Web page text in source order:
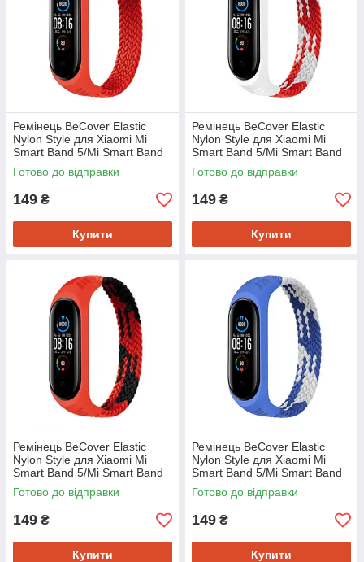
Ремінець BeCover Elastic
Nylon Style для Xiaomi Mi
Smart Band 5/Mi Smart Band
6 Size L Red (706166)
Готово до відправки
149 ₴
Купити
Ремінець BeCover Elastic
Nylon Style для Xiaomi Mi
Smart Band 5/Mi Smart Band
6 Size L Red/White (706159)
Готово до відправки
149 ₴
Купити
Ремінець BeCover Elastic
Nylon Style для Xiaomi Mi
Smart Band 5/Mi Smart Band
6 Size M Black/Red (706146)
Готово до відправки
149 ₴
Купити
Ремінець BeCover Elastic
Nylon Style для Xiaomi Mi
Smart Band 5/Mi Smart Band
6 Size M Blue/White (706151)
Готово до відправки
149 ₴
Купити